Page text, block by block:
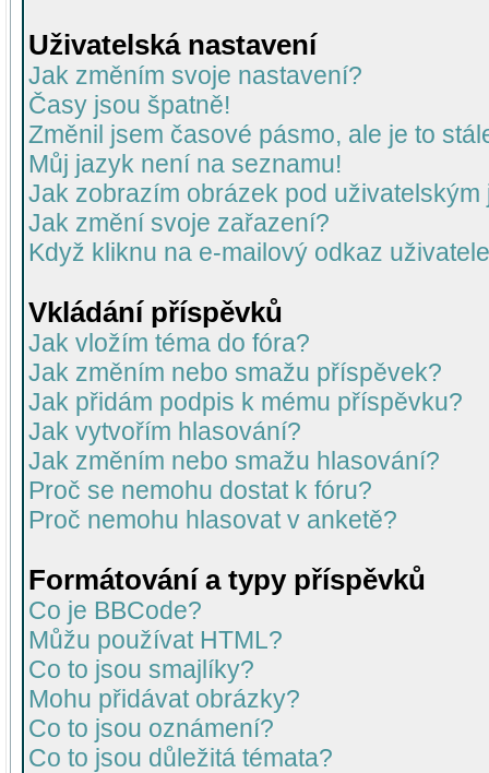
Uživatelská nastavení
Jak změním svoje nastavení?
Časy jsou špatně!
Změnil jsem časové pásmo, ale je to
Můj jazyk není na seznamu!
Jak zobrazím obrázek pod uživatelským
Jak změní svoje zařazení?
Když kliknu na e-mailový odkaz
Vkládání příspěvků
Jak vložím téma do fóra?
Jak změním nebo smažu příspěvek?
Jak přidám podpis k mému příspěvku?
Jak vytvořím hlasování?
Jak změním nebo smažu hlasování?
Proč se nemohu dostat k fóru?
Proč nemohu hlasovat v anketě?
Formátování a typy příspěvků
Co je BBCode?
Můžu používat HTML?
Co to jsou smajlíky?
Mohu přidávat obrázky?
Co to jsou oznámení?
Co to jsou důležitá témata?